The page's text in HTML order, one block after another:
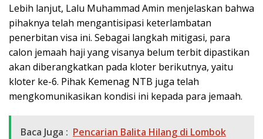
Lebih lanjut, Lalu Muhammad Amin menjelaskan bahwa
pihaknya telah mengantisipasi keterlambatan
penerbitan visa ini. Sebagai langkah mitigasi, para
calon jemaah haji yang visanya belum terbit dipastikan
akan diberangkatkan pada kloter berikutnya, yaitu
kloter ke-6. Pihak Kemenag NTB juga telah
mengkomunikasikan kondisi ini kepada para jemaah.
Baca Juga : Pencarian Balita Hilang di Lombok